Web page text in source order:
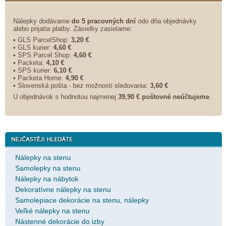
Nálepky dodávame do 5 pracovných dní odo dňa objednávky
alebo prijatia platby. Zásielky zasielame:
• GLS ParcelShop: 3,20 €
• GLS kurier: 4,60 €
• SPS Parcel Shop: 4,60 €
• Packeta: 4,10 €
• SPS kurier: 6,10 €
• Packeta Home: 4,90 €
• Slovenská pošta - bez možnosti sledovania: 3,60 €
U objednávok s hodnotou najmenej 39,90 € poštovné neúčtujeme
Nálepky na stenu
Samolepky na stenu
Nálepky na nábytok
Dekoratívne nálepky na stenu
Samolepiace dekorácie na stenu, nálepky
Veľké nálepky na stenu
Nástenné dekorácie do izby